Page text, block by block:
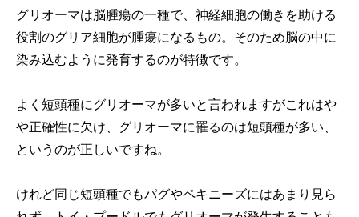
グリオーマは脳腫瘍の一種で、神経細胞の働きを助ける
役割のグリア細胞が腫瘍になるもの。そのため脳の中に
染み込むように発育するのが特徴です。
よく短頭種にグリオーマが多いと言われますがこれはや
や正確性に欠け、グリオーマに罹るのは短頭種が多い、
というのが正しいですね。
けれど同じ短頭種でもパグやペキニーズにはあまり見ら